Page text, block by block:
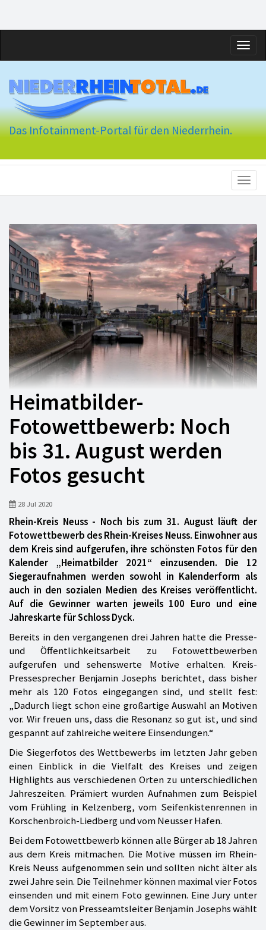
Das Infotainment-Portal für den Niederrhein.
Heimatbilder-
Fotowettbewerb: Noch
bis 31. August werden
Fotos gesucht
28 Jul 2020
Rhein-Kreis Neuss - Noch bis zum 31. August läuft der
Fotowettbewerb des Rhein-Kreises Neuss. Einwohner aus
dem Kreis sind aufgerufen, ihre schönsten Fotos für den
Kalender „Heimatbilder 2021“ einzusenden. Die 12
Siegeraufnahmen werden sowohl in Kalenderform als
auch in den sozialen Medien des Kreises veröffentlicht.
Auf die Gewinner warten jeweils 100 Euro und eine
Jahreskarte für Schloss Dyck.
Bereits in den vergangenen drei Jahren hatte die Presse-
und Öffentlichkeitsarbeit zu Fotowettbewerben
aufgerufen und sehenswerte Motive erhalten. Kreis-
Pressesprecher Benjamin Josephs berichtet, dass bisher
mehr als 120 Fotos eingegangen sind, und stellt fest:
„Dadurch liegt schon eine großartige Auswahl an Motiven
vor. Wir freuen uns, dass die Resonanz so gut ist, und sind
gespannt auf zahlreiche weitere Einsendungen.“
Die Siegerfotos des Wettbewerbs im letzten Jahr geben
einen Einblick in die Vielfalt des Kreises und zeigen
Highlights aus verschiedenen Orten zu unterschiedlichen
Jahreszeiten. Prämiert wurden Aufnahmen zum Beispiel
vom Frühling in Kelzenberg, vom Seifenkistenrennen in
Korschenbroich-Liedberg und vom Neusser Hafen.
Bei dem Fotowettbewerb können alle Bürger ab 18 Jahren
aus dem Kreis mitmachen. Die Motive müssen im Rhein-
Kreis Neuss aufgenommen sein und sollten nicht älter als
zwei Jahre sein. Die Teilnehmer können maximal vier Fotos
einsenden und mit einem Foto gewinnen. Eine Jury unter
dem Vorsitz von Presseamtsleiter Benjamin Josephs wählt
die Gewinner im September aus.